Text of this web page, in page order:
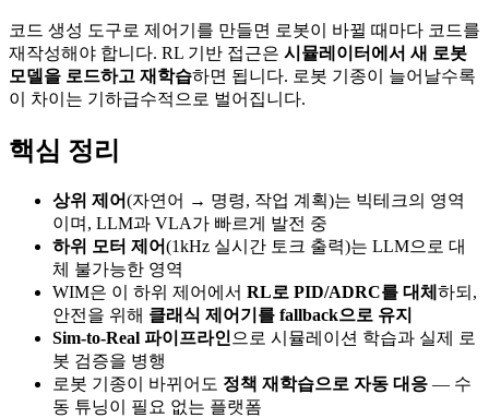
코드 생성 도구로 제어기를 만들면 로봇이 바뀔 때마다 코드를
재작성해야 합니다. RL 기반 접근은 시뮬레이터에서 새 로봇
모델을 로드하고 재학습하면 됩니다. 로봇 기종이 늘어날수록
이 차이는 기하급수적으로 벌어집니다.
핵심 정리
상위 제어(자연어 → 명령, 작업 계획)는 빅테크의 영역
이며, LLM과 VLA가 빠르게 발전 중
하위 모터 제어(1kHz 실시간 토크 출력)는 LLM으로 대
체 불가능한 영역
WIM은 이 하위 제어에서 RL로 PID/ADRC를 대체 하되,
안전을 위해 클래식 제어기를 fallback으로 유지
Sim-to-Real 파이프라인 으로 시뮬레이션 학습과 실제 로
봇 검증을 병행
로봇 기종이 바뀌어도 정책 재학습으로 자동 대응 — 수
동 튜닝이 필요 없는 플랫폼